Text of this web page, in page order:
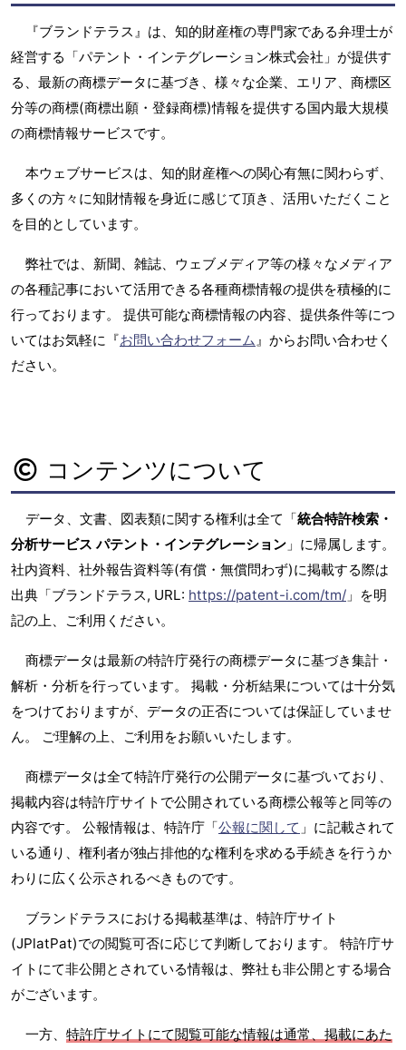
『ブランドテラス』は、知的財産権の専門家である弁理士が
経営する「パテント・インテグレーション株式会社」が提供す
る、最新の商標データに基づき、様々な企業、エリア、商標区
分等の商標(商標出願・登録商標)情報を提供する国内最大規模
の商標情報サービスです。
本ウェブサービスは、知的財産権への関心有無に関わらず、
多くの方々に知財情報を身近に感じて頂き、活用いただくこと
を目的としています。
弊社では、新聞、雑誌、ウェブメディア等の様々なメディア
の各種記事において活用できる各種商標情報の提供を積極的に
行っております。 提供可能な商標情報の内容、提供条件等につ
いてはお気軽に『お問い合わせフォーム』からお問い合わせく
ださい。
コンテンツについて
データ、文書、図表類に関する権利は全て「統合特許検索・
分析サービス パテント・インテグレーション 」に帰属します。
社内資料、社外報告資料等(有償・無償問わず)に掲載する際は
出典「ブランドテラス, URL: https://patent-i.com/tm/ 」を明
記の上、ご利用ください。
商標データは最新の特許庁発行の商標データに基づき集計・
解析・分析を行っています。 掲載・分析結果については十分気
をつけておりますが、データの正否については保証していませ
ん。 ご理解の上、ご利用をお願いいたします。
商標データは全て特許庁発行の公開データに基づいており、
掲載内容は特許庁サイトで公開されている商標公報等と同等の
内容です。 公報情報は、特許庁「公報に関して 」に記載されて
いる通り、権利者が独占排他的な権利を求める手続きを行うか
わりに広く公示されるべきものです。
ブランドテラスにおける掲載基準は、特許庁サイト
(JPlatPat)での閲覧可否に応じて判断しております。 特許庁サ
イトにて非公開とされている情報は、弊社も非公開とする場合
がございます。
一方、 特許庁サイトにて閲覧可能な情報は通常、掲載にあた